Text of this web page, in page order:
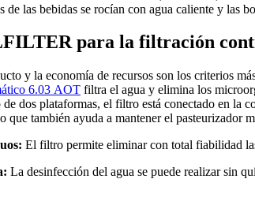
de las bebidas se rocían con agua caliente y las
para la filtración
y la economía de recursos son los criterios
6.03 AOT filtra el agua y elimina los
de dos plataformas, el filtro está conectado en
que también ayuda a mantener el pasteurizador
El filtro permite eliminar con total fiabilidad
La desinfección del agua se puede realizar sin